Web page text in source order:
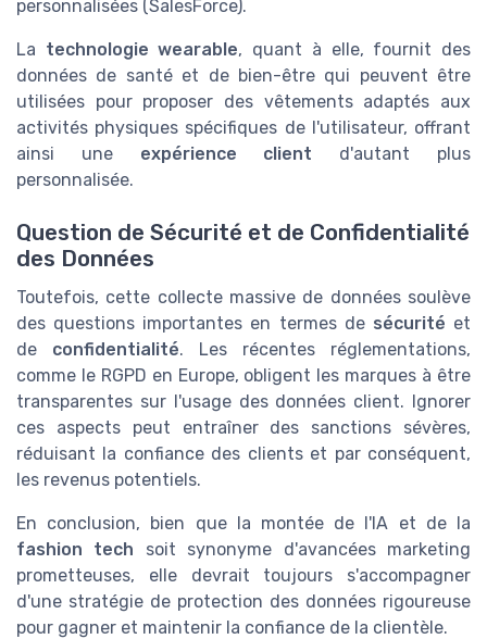
personnalisées (SalesForce).
La technologie wearable, quant à elle, fournit des
données de santé et de bien-être qui peuvent être
utilisées pour proposer des vêtements adaptés aux
activités physiques spécifiques de l'utilisateur, offrant
ainsi une expérience client d'autant plus
personnalisée.
Question de Sécurité et de Confidentialité
des Données
Toutefois, cette collecte massive de données soulève
des questions importantes en termes de sécurité et
de confidentialité. Les récentes réglementations,
comme le RGPD en Europe, obligent les marques à être
transparentes sur l'usage des données client. Ignorer
ces aspects peut entraîner des sanctions sévères,
réduisant la confiance des clients et par conséquent,
les revenus potentiels.
En conclusion, bien que la montée de l'IA et de la
fashion tech soit synonyme d'avancées marketing
prometteuses, elle devrait toujours s'accompagner
d'une stratégie de protection des données rigoureuse
pour gagner et maintenir la confiance de la clientèle.